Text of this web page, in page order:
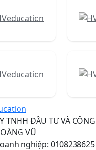
TNHH ĐẦU TƯ VÀ CÔNG
VŨ
nghiệp: 0108238625